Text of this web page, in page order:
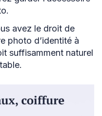
avez le droit de
photo d’identité à
suffisamment naturel